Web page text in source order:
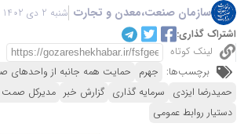
سازمان صنعت،معدن و تجارت شنبه 2 دی 1402 - 20:42
اشتراک گذاری:
لینک کوتاه
برچسب‌ها: جهرم حمایت همه جانبه از واحدهای
حمیدرضا ایزدی سرمایه گذاری گزارش خبر مدیرکل
دستیار روابط عمومی